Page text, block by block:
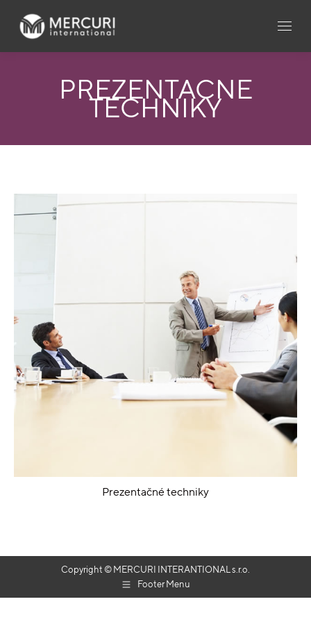
PREZENTAČNÉ
TECHNIKY
Prezentačné techniky
Copyright © MERCURI INTERANTIONAL s.r.o.
Footer Menu